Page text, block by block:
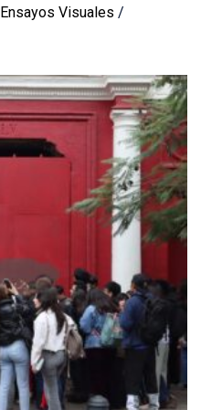
Ensayos Visuales /